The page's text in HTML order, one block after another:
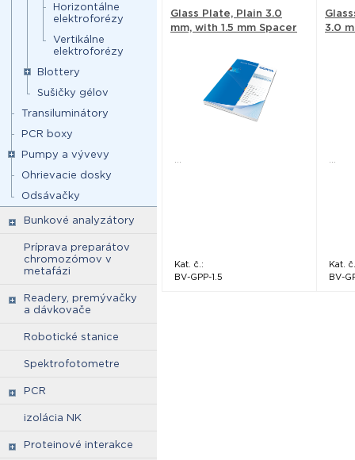
Horizontálne
elektroforézy
Vertikálne
elektroforézy
Blottery
Sušičky gélov
Transiluminátory
PCR boxy
Pumpy a vývevy
Ohrievacie dosky
Odsávačky
Bunkové analyzátory
Príprava preparátov
chromozómov v
metafázi
Readery, premývačky
a dávkovače
Robotické stanice
Spektrofotometre
PCR
izolácia NK
Proteinové interakce
Glass Plate, Plain 3.0
mm, with 1.5 mm Spacer
...
Kat. č.:
BV-GPP-1.5
3.0
...
Kat.
BV-